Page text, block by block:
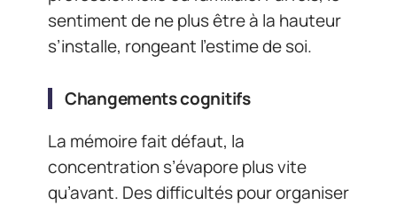
sentiment de ne plus être à la hauteur
s’installe, rongeant l’estime de soi.
Changements cognitifs
La mémoire fait défaut, la
concentration s’évapore plus vite
qu’avant. Des difficultés pour organiser